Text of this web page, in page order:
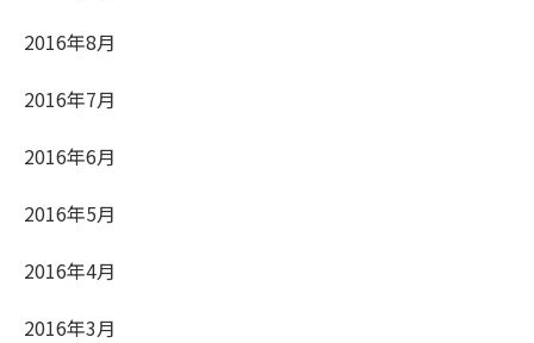
2016年8月
2016年7月
2016年6月
2016年5月
2016年4月
2016年3月